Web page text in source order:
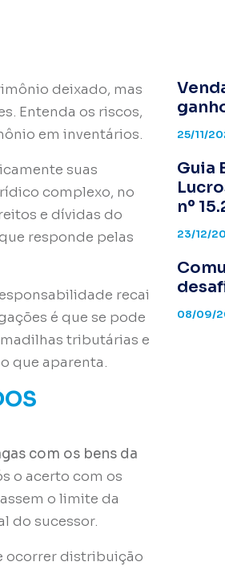
deixado, mas
Entenda os riscos,
em inventários.
suas
complexo, no
e dívidas do
responde pelas
recai
é que se pode
tributárias e
que aparenta.
com os bens da
o acerto com os
o limite da
do sucessor.
ocorrer distribuição
25/11/
Guia
nº
23/12/
08/09/